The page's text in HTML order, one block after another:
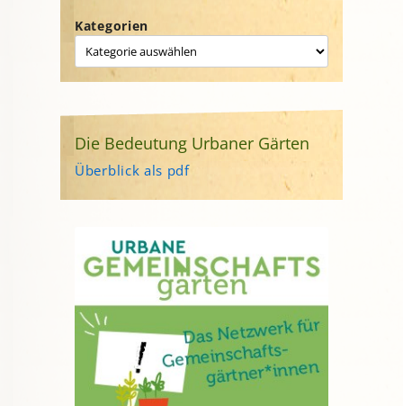
Kategorien
Die Bedeutung Urbaner Gärten
Überblick als pdf